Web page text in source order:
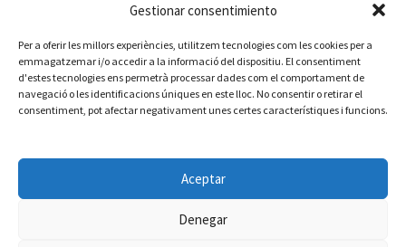
Gestionar consentimiento
Per a oferir les millors experiències, utilitzem tecnologies com les cookies per a
emmagatzemar i/o accedir a la informació del dispositiu. El consentiment
d'estes tecnologies ens permetrà processar dades com el comportament de
navegació o les identificacions úniques en este lloc. No consentir o retirar el
consentiment, pot afectar negativament unes certes característiques i funcions.
Aceptar
Denegar
Política de privacitat
© 2026 Ajuntament de Vilafamés - Desarrollada por